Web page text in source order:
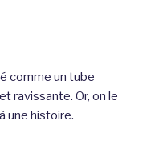
comme un tube
ravissante. Or, on le
une histoire.